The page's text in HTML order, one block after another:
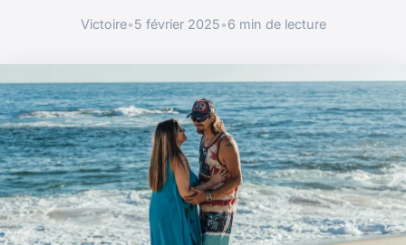
Victoire•5 février 2025•6 min de lecture